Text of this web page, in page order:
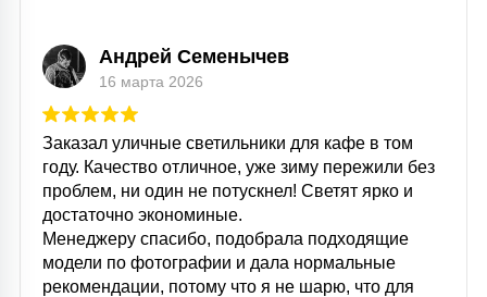
Андрей Семенычев
16 марта 2026
Заказал уличные светильники для кафе в том
году. Качество отличное, уже зиму пережили без
проблем, ни один не потускнел! Светят ярко и
достаточно экономиные.
Менеджеру спасибо, подобрала подходящие
модели по фотографии и дала нормальные
рекомендации, потому что я не шарю, что для